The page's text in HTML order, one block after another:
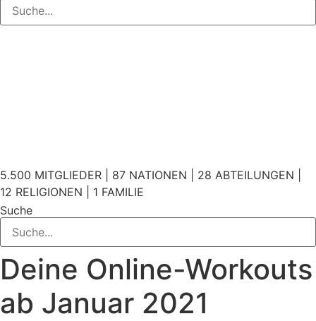
5.500 MITGLIEDER | 87 NATIONEN | 28 ABTEILUNGEN |
12 RELIGIONEN | 1 FAMILIE
Suche
Deine Online-Workouts
ab Januar 2021